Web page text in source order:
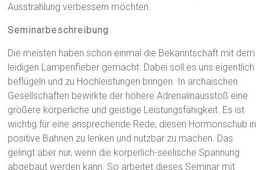
Ausstrahlung verbessern möchten.
Seminarbeschreibung
Die meisten haben schon einmal die Bekanntschaft mit dem
leidigen Lampenfieber gemacht. Dabei soll es uns eigentlich
beflügeln und zu Hochleistungen bringen. In archaischen
Gesellschaften bewirkte der höhere Adrenalinausstoß eine
größere körperliche und geistige Leistungsfähigkeit. Es ist
wichtig für eine ansprechende Rede, diesen Hormonschub in
positive Bahnen zu lenken und nutzbar zu machen. Das
gelingt aber nur, wenn die körperlich-seelische Spannung
abgebaut werden kann. So arbeitet dieses Seminar mit